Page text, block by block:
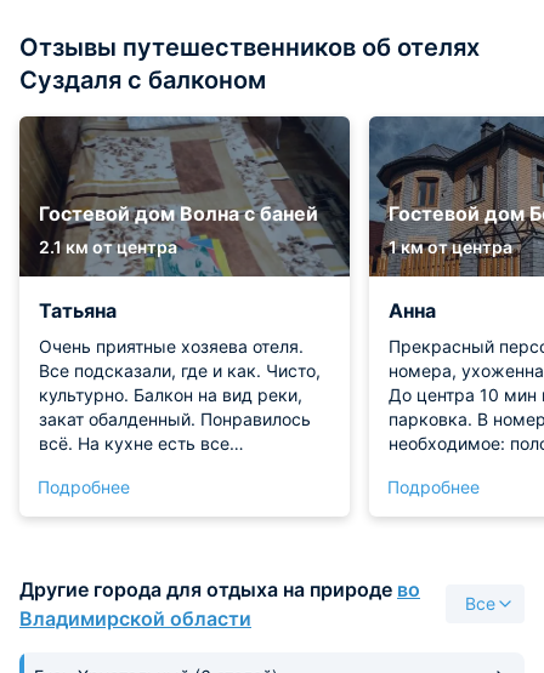
Отзывы путешественников об отелях
Суздаля с балконом
Гостевой дом Волна с баней
2.1 км от центра
Татьяна
Очень приятные хозяева отеля.
Все подсказали, где и как. Чисто,
культурно. Балкон на вид реки,
закат обалденный. Понравилось
всё. На кухне есть все
пищи. Завтрак можно заказ. Кофе,
чай имеется. Можно погладить
Подробнее
Гостевой дом
1 км от центра
Анна
Прекрасный
номера,
До центра 10 мин
парковка. В
необходимое:
для душа,
холодильник,
удобная кровать
шкаф. В холле
Подробнее
Другие города для отдыха на природе во
Владимирской области
Все